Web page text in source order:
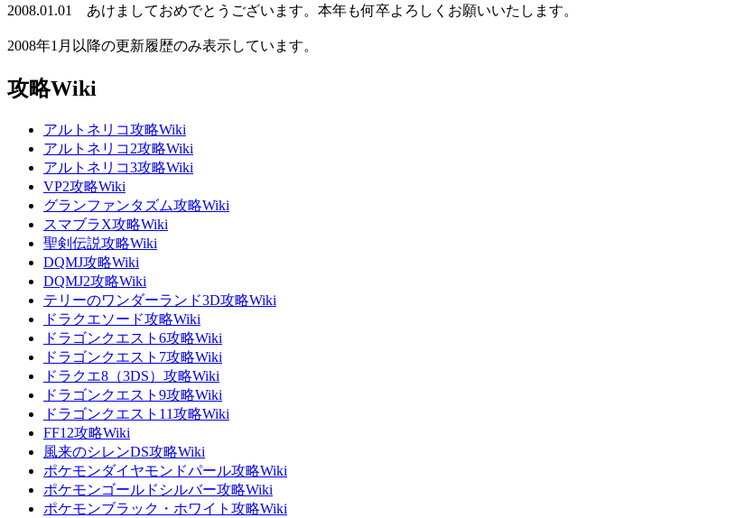
2008.01.01 あけましておめでとうございます。本年も何卒よろしくお願いいたします。
2008年1月以降の更新履歴のみ表示しています。
攻略Wiki
アルトネリコ攻略Wiki
アルトネリコ2攻略Wiki
アルトネリコ3攻略Wiki
VP2攻略Wiki
グランファンタズム攻略Wiki
スマブラX攻略Wiki
聖剣伝説攻略Wiki
DQMJ攻略Wiki
DQMJ2攻略Wiki
テリーのワンダーランド3D攻略Wiki
ドラクエソード攻略Wiki
ドラゴンクエスト6攻略Wiki
ドラゴンクエスト7攻略Wiki
ドラクエ8（3DS）攻略Wiki
ドラゴンクエスト9攻略Wiki
ドラゴンクエスト11攻略Wiki
FF12攻略Wiki
風来のシレンDS攻略Wiki
ポケモンダイヤモンドパール攻略Wiki
ポケモンゴールドシルバー攻略Wiki
ポケモンブラック・ホワイト攻略Wiki